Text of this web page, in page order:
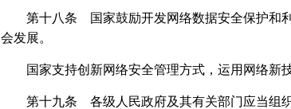
第十八条 国家鼓励开发网络数据安全保护和
会发展。
国家支持创新网络安全管理方式，运用网络新
第十九条 各级人民政府及其有关部门应当组